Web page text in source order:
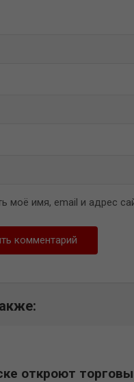
моё имя, email и адрес
откроют